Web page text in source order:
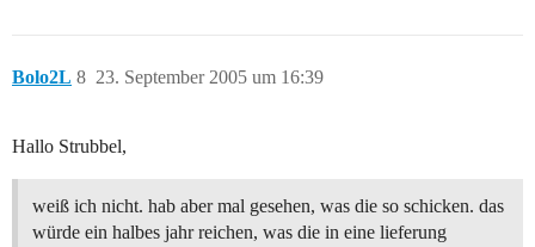
Bolo2L 23. September 2005 um 16:39
8
Hallo Strubbel,
weiß ich nicht. hab aber mal gesehen, was die so schicken. das
würde ein halbes jahr reichen, was die in eine lieferung